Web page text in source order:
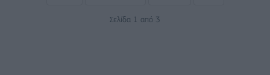
Σελίδα 1 από 3